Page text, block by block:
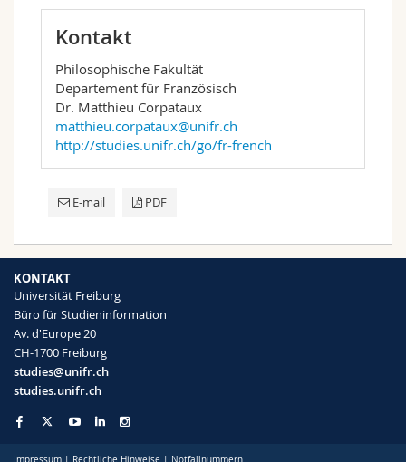
Kontakt
Philosophische Fakultät
Departement für Französisch
Dr. Matthieu Corpataux
matthieu.corpataux@unifr.ch
http://studies.unifr.ch/go/fr-french
E-mail PDF
KONTAKT
Universität Freiburg
Büro für Studieninformation
Av. d'Europe 20
CH-1700 Freiburg
studies@unifr.ch
studies.unifr.ch
Impressum | Rechtliche Hinweise | Notfallnummern